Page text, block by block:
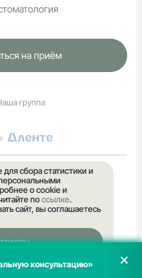
на приём
группа
2016 — 2026.
клиника 32 Дент»
информация
сбора статистики и
о cookie и
поссылке.
сайт, вы соглашаетесь
сполитикой обработки
справку
консультацию»
консультацию»